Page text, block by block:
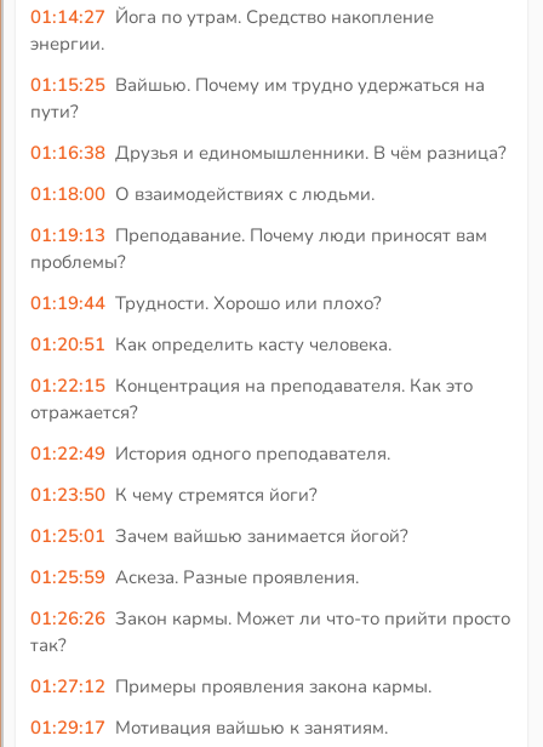
01:14:27 Йога по утрам. Средство накопление
энергии.
01:15:25 Вайшью. Почему им трудно удержаться на
пути?
01:16:38 Друзья и единомышленники. В чём разница?
01:18:00 О взаимодействиях с людьми.
01:19:13 Преподавание. Почему люди приносят вам
проблемы?
01:19:44 Трудности. Хорошо или плохо?
01:20:51 Как определить касту человека.
01:22:15 Концентрация на преподавателя. Как это
отражается?
01:22:49 История одного преподавателя.
01:23:50 К чему стремятся йоги?
01:25:01 Зачем вайшью занимается йогой?
01:25:59 Аскеза. Разные проявления.
01:26:26 Закон кармы. Может ли что-то прийти просто
так?
01:27:12 Примеры проявления закона кармы.
01:29:17 Мотивация вайшью к занятиям.